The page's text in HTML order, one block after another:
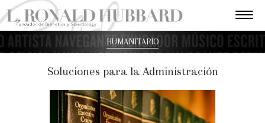
HUMANITARIO
Soluciones para la Administración